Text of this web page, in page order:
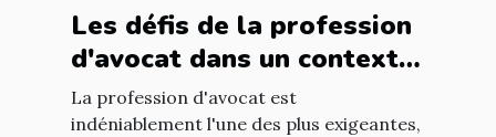
Les défis de la profession
d'avocat dans un contexte
international à Nantes
La profession d'avocat est
indéniablement l'une des plus exigeantes,